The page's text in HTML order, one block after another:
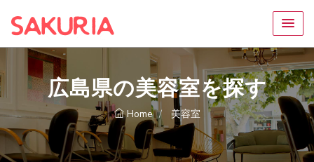
広島県の美容室を探す
Home 美容室